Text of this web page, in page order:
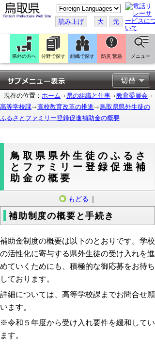
こ
の
ペ
ー
ジ
翻
訳
す
る
読み上げ 大 元
県外の方へ 分野で探す 組織で探す 防災 緊急 メニュー
現在の位置： ホーム 県の組織と仕事
教育委員会
高等学校課
高校教育改革の推進
鳥取県県外生徒の
ふるさとファミリー登録促進補助金の概要
鳥取県県外生徒のふるさ
とファミリー登録促進補
助金の概要
もどる ｜
補助制度の概要と手続き
補助金制度の概要は以下のとおりです。学校
の活性化に寄与する県外生徒の受け入れを進
めていくためにも、積極的な御応募をお待ち
しております。
詳細については、高等学校課までお問合せ願
います。
※令和５年度から受け入れ要件を緩和してい
ます。